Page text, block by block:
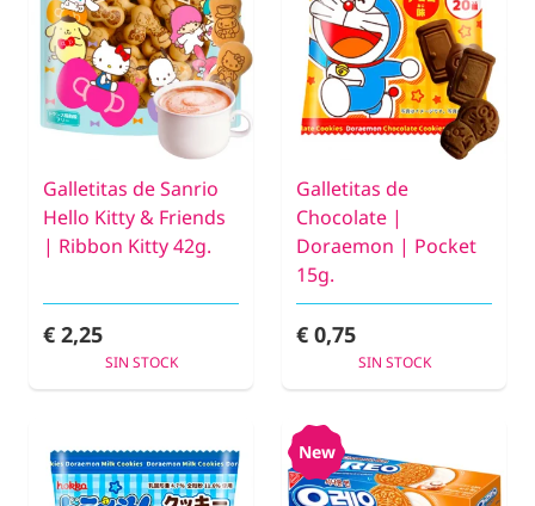
Galletitas de Sanrio
Hello Kitty & Friends
| Ribbon Kitty 42g.
€ 2,25
SIN STOCK
Galletitas de
Chocolate |
Doraemon | Pocket
15g.
€ 0,75
SIN STOCK
New